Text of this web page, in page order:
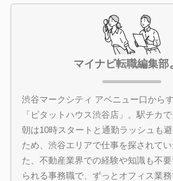
マイナビ転職編集部
渋谷マークシティ アベニュー口から
「ピタットハウス渋谷店」。駅チカで
朝は10時スタートと通勤ラッシュも
ため、渋谷エリアで仕事を探されて
た、不動産業界での経験や知識も不
られる事務職で、ずっとオフィス業